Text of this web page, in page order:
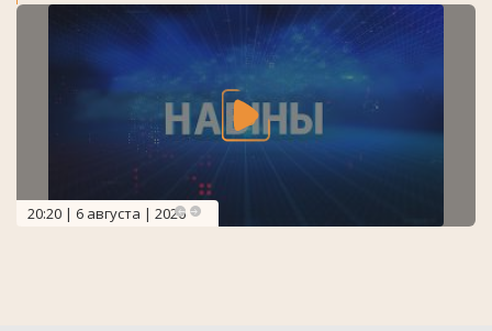
20:20 | 6 августа | 2026